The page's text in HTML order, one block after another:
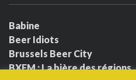
Babine
Beer Idiots
Brussels Beer City
BXFM : La bière des régions